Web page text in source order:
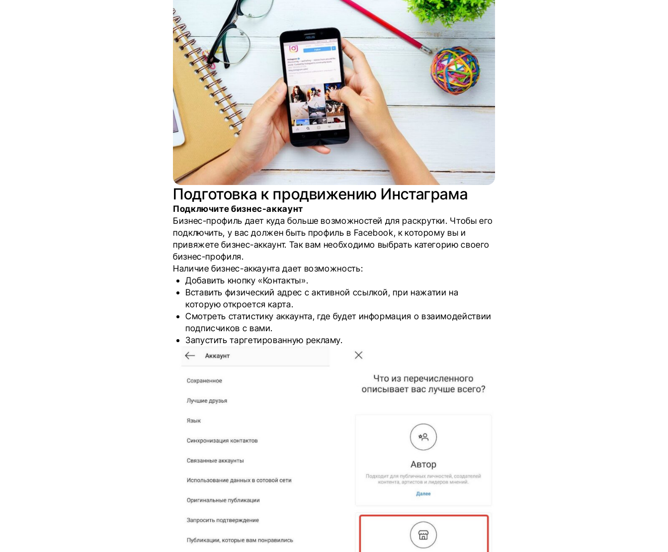
Подготовка к продвижению Инстаграма
Подключите бизнес-аккаунт
Бизнес-профиль дает куда больше возможностей для раскрутки. Чтобы его
подключить, у вас должен быть профиль в Facebook, к которому вы и
привяжете бизнес-аккаунт. Так вам необходимо выбрать категорию своего
бизнес-профиля.
Наличие бизнес-аккаунта дает возможность:
Добавить кнопку «Контакты».
Вставить физический адрес с активной ссылкой, при нажатии на
которую откроется карта.
Смотреть статистику аккаунта, где будет информация о взаимодействии
подписчиков с вами.
Запустить таргетированную рекламу.